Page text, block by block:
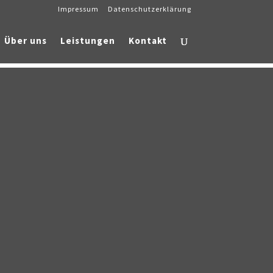
Impressum Datenschutzerklärung
Über uns Leistungen Kontakt